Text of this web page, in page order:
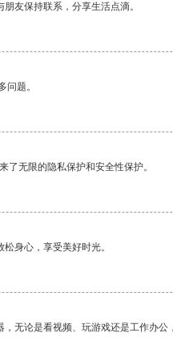
友保持联系，分享生活点滴。
问题。
了无限的隐私保护和安全性保护。
身心，享受美好时光。
无论是看视频、玩游戏还是工作办